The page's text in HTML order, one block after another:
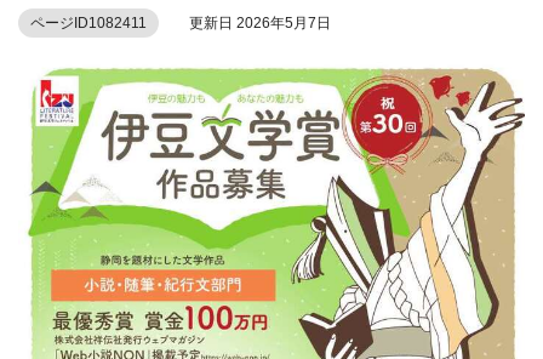
ページID1082411 更新日 2026年5月7日